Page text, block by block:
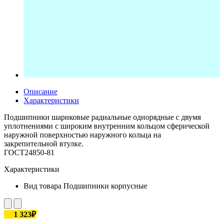
Описание
Характеристики
Подшипники шариковые радиальные однорядные с двумя
уплотнениями с широким внутренним кольцом сферической
наружной поверхностью наружного кольца на
закрепительной втулке.
ГОСТ24850-81
Характеристики
Вид товара Подшипники корпусные
1 323₽